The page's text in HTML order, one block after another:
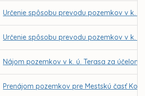
Určenie spôsobu prevodu pozemkov v k. ú.
Určenie spôsobu prevodu pozemkov v k. ú.
Nájom pozemkov v k. ú. Terasa za
Prenájom pozemkov pre Mestskú časť